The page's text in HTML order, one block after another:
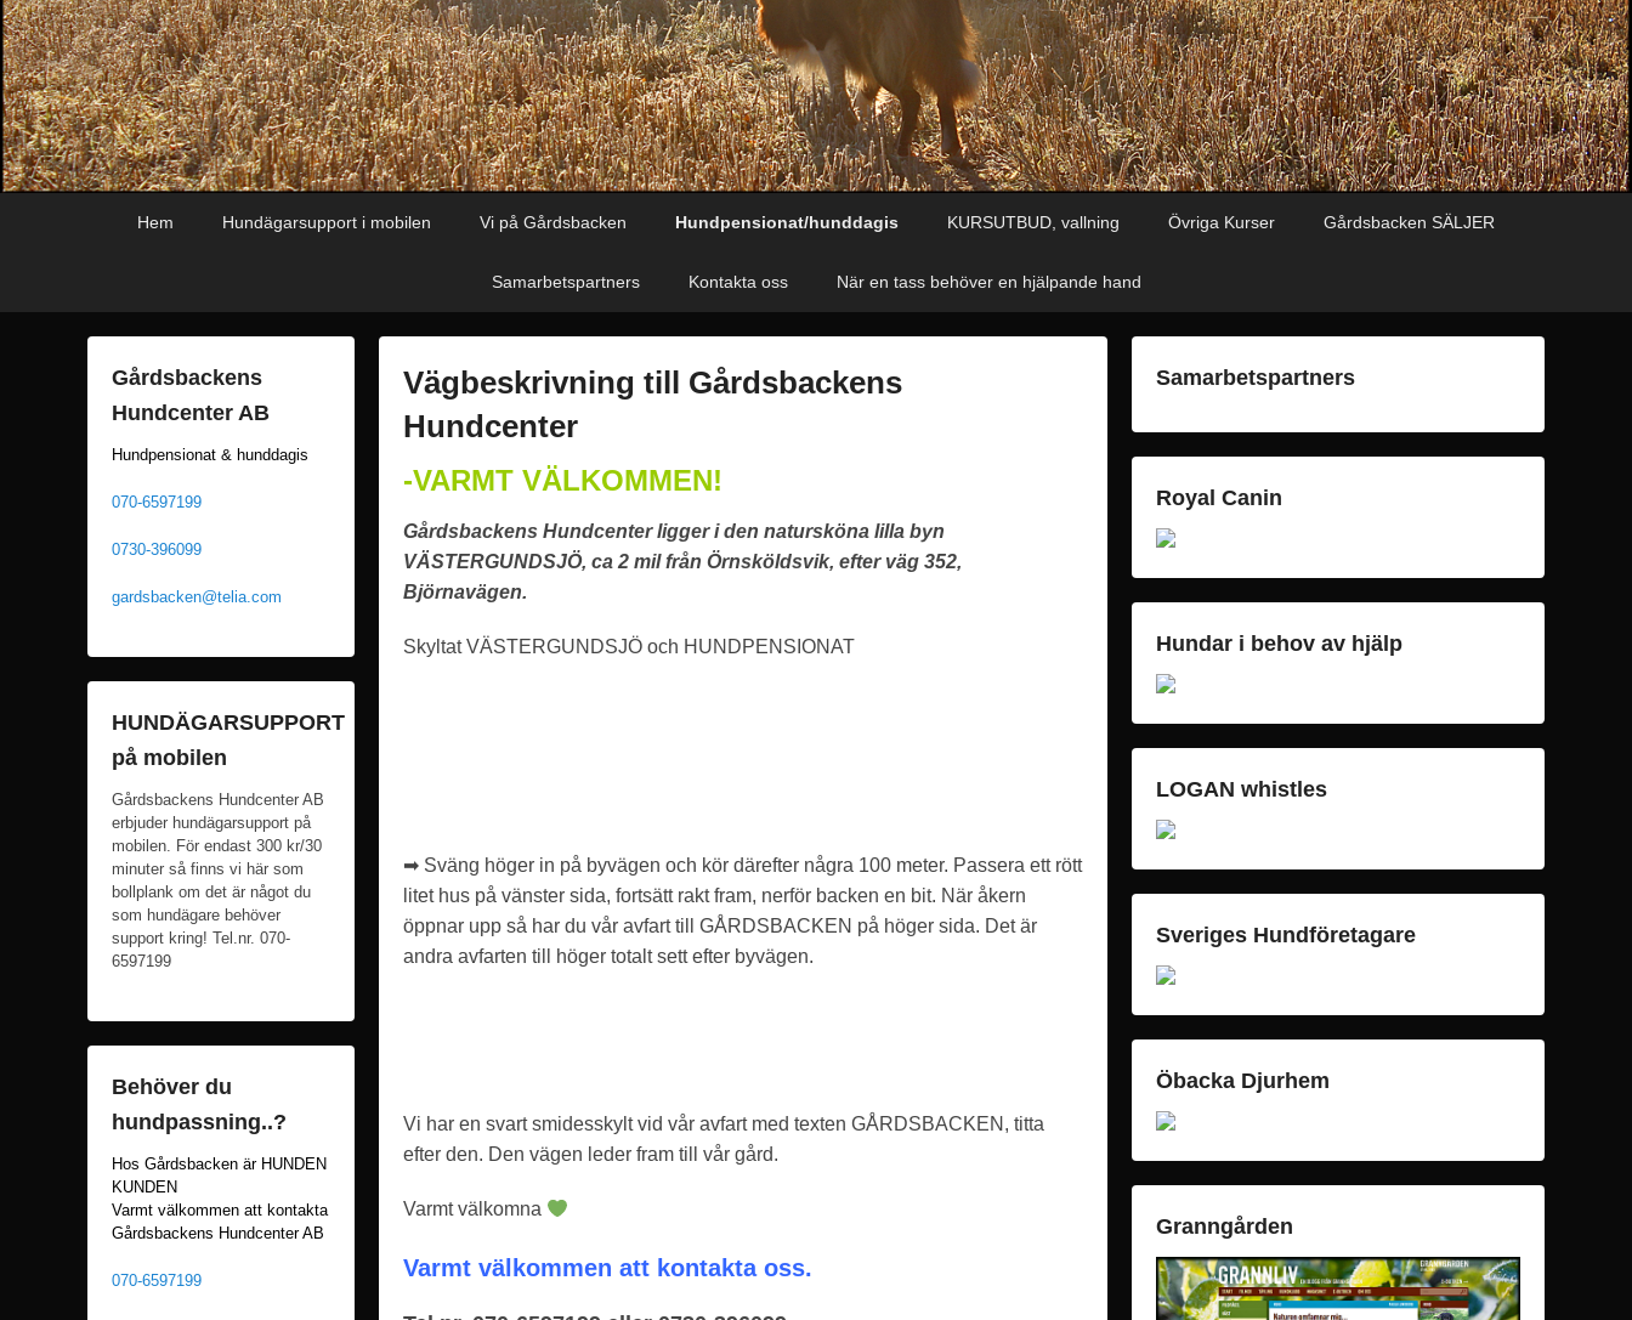
Hem Hundägarsupport i mobilen Vi på Gårdsbacken Hundpensionat/hunddagis KURSUTBUD, vallning Övriga Kurser Gårdsbacken SÄLJER
Samarbetspartners Kontakta oss När en tass behöver en hjälpande hand
Vägbeskrivning till Gårdsbackens
Hundcenter
P
b
l
i
e
9
f
e
b
0
6
-VARMT VÄLKOMMEN!
Gårdsbackens Hundcenter ligger i den natursköna lilla byn
VÄSTERGUNDSJÖ, ca 2 mil från Örnsköldsvik, efter väg 352,
Björnavägen.
Skyltat VÄSTERGUNDSJÖ och HUNDPENSIONAT
➡ Sväng höger in på byvägen och kör därefter några 100 meter. Passera ett rött
litet hus på vänster sida, fortsätt rakt fram, nerför backen en bit. När åkern
öppnar upp så har du vår avfart till GÅRDSBACKEN på höger sida. Det är
andra avfarten till höger totalt sett efter byvägen.
Vi har en svart smidesskylt vid vår avfart med texten GÅRDSBACKEN, titta
efter den. Den vägen leder fram till vår gård.
Varmt välkomna
Varmt välkommen att kontakta oss.
Samarbetspartners
Royal Canin
Hundar i behov av hjälp
LOGAN whistles
Sveriges Hundföretagare
Öbacka Djurhem
Granngården
Gårdsbackens
Hundcenter AB
Hundpensionat & hunddagis
070-6597199
0730-396099
gardsbacken@telia.com
HUNDÄGARSUPPORT
på mobilen
Gårdsbackens Hundcenter AB
erbjuder hundägarsupport på
mobilen. För endast 300 kr/30
minuter så finns vi här som
bollplank om det är något du
som hundägare behöver
support kring! Tel.nr. 070-
6597199
Behöver du
hundpassning..?
Hos Gårdsbacken är HUNDEN
KUNDEN
Varmt välkommen att kontakta
Gårdsbackens Hundcenter AB
070-6597199